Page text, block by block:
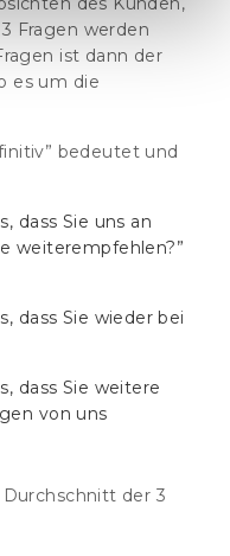
Fragen werden
ist dann der
es um die
bedeutet und
dass Sie uns an
weiterempfehlen?”
dass Sie wieder bei
dass Sie weitere
von uns
Durchschnitt der 3